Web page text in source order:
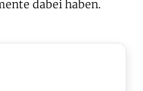
dabei haben.